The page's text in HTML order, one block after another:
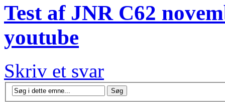
Test af JNR C62
youtube
Skriv et svar